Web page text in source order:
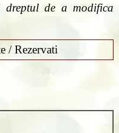
dreptul de a modifica
/ Rezervati